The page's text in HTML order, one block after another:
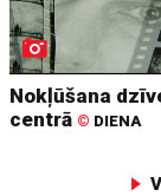
Nokļūšana
centrā © DIENA